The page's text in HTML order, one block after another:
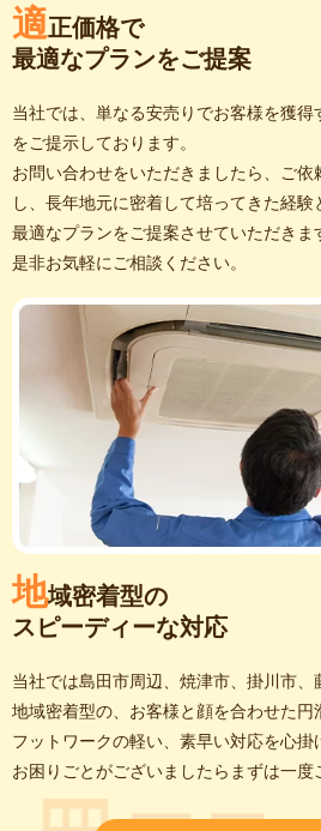
適正価格で
最適なプランをご提案
当社では、単なる安売りでお客様を獲
をご提示しております。
お問い合わせをいただきましたら、ご
し、長年地元に密着して培ってきた経
最適なプランをご提案させていただきま
是非お気軽にご相談ください。
地域密着型の
スピーディーな対応
当社では島田市周辺、焼津市、掛川市、
地域密着型の、お客様と顔を合わせた
フットワークの軽い、素早い対応を心掛
お困りごとがございましたらまずは一度